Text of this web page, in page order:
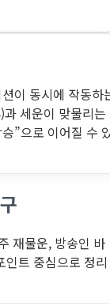
션이 동시에 작동하
세운이 맞물리는
”으로 이어질 수
재물운, 방송인 바
트 중심으로 정리